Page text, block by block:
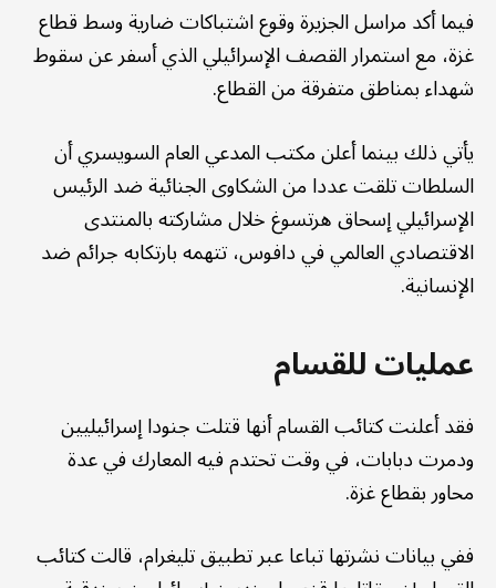
فيما أكد مراسل الجزيرة وقوع اشتباكات ضارية وسط قطاع
غزة، مع استمرار القصف الإسرائيلي الذي أسفر عن سقوط
شهداء بمناطق متفرقة من القطاع.
يأتي ذلك بينما أعلن مكتب المدعي العام السويسري أن
السلطات تلقت عددا من الشكاوى الجنائية ضد الرئيس
الإسرائيلي إسحاق هرتسوغ خلال مشاركته بالمنتدى
الاقتصادي العالمي في دافوس، تتهمه بارتكابه جرائم ضد
الإنسانية.
عمليات للقسام
فقد أعلنت كتائب القسام أنها قتلت جنودا إسرائيليين
ودمرت دبابات، في وقت تحتدم فيه المعارك في عدة
محاور بقطاع غزة.
ففي بيانات نشرتها تباعا عبر تطبيق تليغرام، قالت كتائب